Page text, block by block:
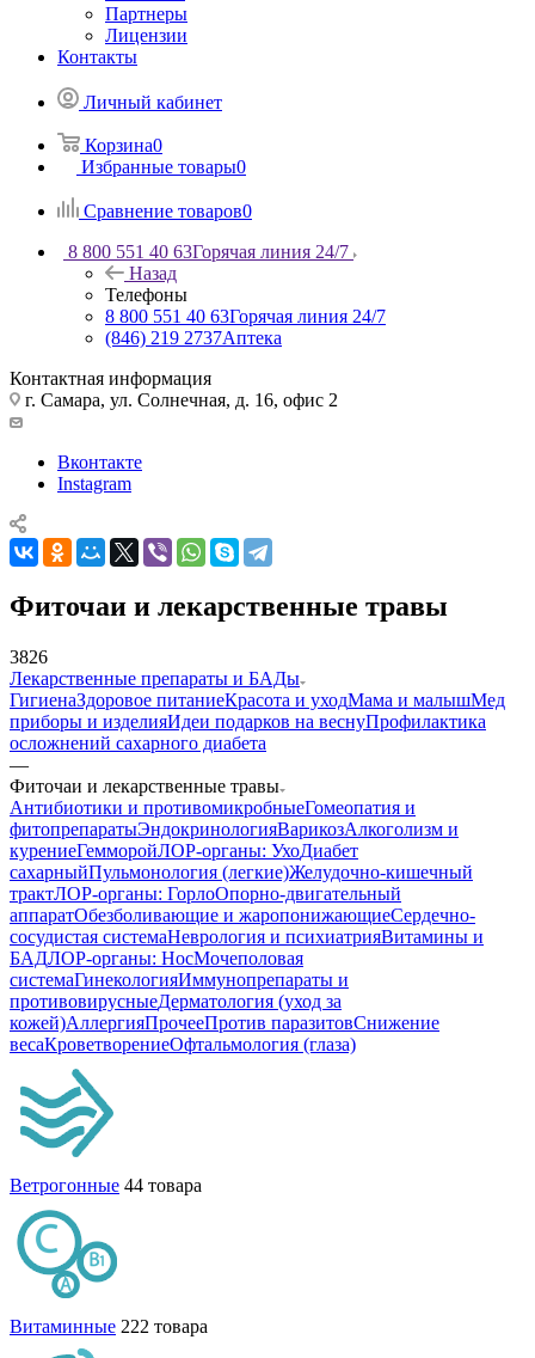
Партнеры
Лицензии
Контакты
Личный кабинет
Корзина0
Избранные товары0
Сравнение товаров0
8 800 551 40 63Горячая линия 24/7
Назад
Телефоны
8 800 551 40 63Горячая линия 24/7
(846) 219 2737Аптека
Контактная информация
г. Самара, ул. Солнечная, д. 16, офис 2
Вконтакте
Instagram
Фиточаи и лекарственные травы
3826
Лекарственные препараты и БАДы
ГигиенаЗдоровое питаниеКрасота и уходМама и малышМед
приборы и изделияИдеи подарков на веснуПрофилактика
осложнений сахарного диабета
—
Фиточаи и лекарственные травы
Антибиотики и противомикробныеГомеопатия и
фитопрепаратыЭндокринологияВарикозАлкоголизм и
курениеГемморойЛОР-органы: УхоДиабет
сахарныйПульмонология (легкие)Желудочно-кишечный
трактЛОР-органы: ГорлоОпорно-двигательный
аппаратОбезболивающие и жаропонижающиеСердечно-
сосудистая системаНеврология и психиатрияВитамины и
БАДЛОР-органы: НосМочеполовая
системаГинекологияИммунопрепараты и
противовирусныеДерматология (уход за
кожей)АллергияПрочееПротив паразитовСнижение
весаКроветворениеОфтальмология (глаза)
Ветрогонные 44 товара
Витаминные 222 товара